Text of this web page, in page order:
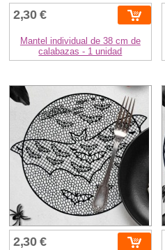
2,30 €
Mantel individual de 38 cm de
calabazas - 1 unidad
2,30 €